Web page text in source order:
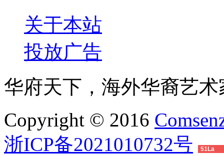
关于本站
投放广告
华府天下，海外华裔艺
Copyright © 2016
浙ICP备2021010732号
51La